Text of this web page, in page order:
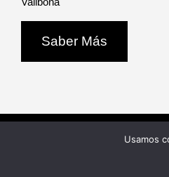
Saber Más
Usamos